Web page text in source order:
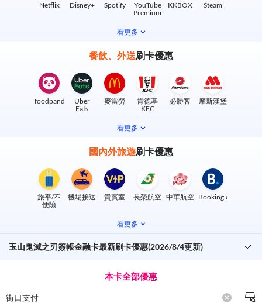
Netflix Disney+ Spotify
YouTube
Premium
KKBOX Steam
看更多
餐飲、外送刷卡優惠
foodpanda
Uber
Eats
麥當勞
肯德基
KFC
必勝客 摩斯漢堡
看更多
國內外旅遊刷卡優惠
旅平/不
便險
機場接送 貴賓室 長榮航空 中華航空 Booking.com
看更多
玉山鬼滅之刃簽帳金融卡最新刷卡優惠(2026/8/4更新)
本卡全部優惠
街口支付